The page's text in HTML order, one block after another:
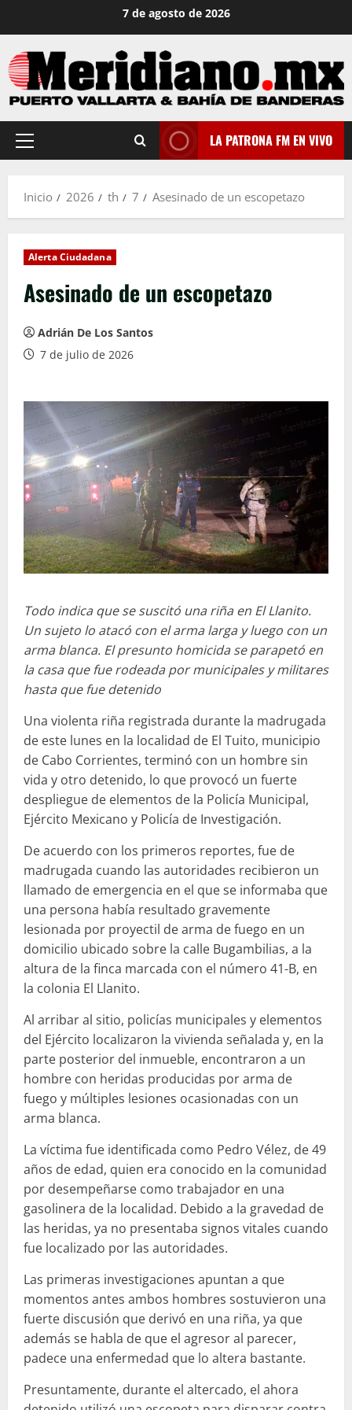
contenido
7 de agosto de 2026
Menú
LA PATRONA FM EN VIVO
Inicio 2026 th 7 Asesinado de un escopetazo
Alerta Ciudadana
Asesinado de un escopetazo
Adrián De Los Santos
7 de julio de 2026
Todo indica que se suscitó una riña en El Llanito.
Un sujeto lo atacó con el arma larga y luego con un
arma blanca. El presunto homicida se parapetó en
la casa que fue rodeada por municipales y militares
hasta que fue detenido
Una violenta riña registrada durante la madrugada
de este lunes en la localidad de El Tuito, municipio
de Cabo Corrientes, terminó con un hombre sin
vida y otro detenido, lo que provocó un fuerte
despliegue de elementos de la Policía Municipal,
Ejército Mexicano y Policía de Investigación.
De acuerdo con los primeros reportes, fue de
madrugada cuando las autoridades recibieron un
llamado de emergencia en el que se informaba que
una persona había resultado gravemente
lesionada por proyectil de arma de fuego en un
domicilio ubicado sobre la calle Bugambilias, a la
altura de la finca marcada con el número 41-B, en
la colonia El Llanito.
Al arribar al sitio, policías municipales y elementos
del Ejército localizaron la vivienda señalada y, en la
parte posterior del inmueble, encontraron a un
hombre con heridas producidas por arma de
fuego y múltiples lesiones ocasionadas con un
arma blanca.
La víctima fue identificada como Pedro Vélez, de 49
años de edad, quien era conocido en la comunidad
por desempeñarse como trabajador en una
gasolinera de la localidad. Debido a la gravedad de
las heridas, ya no presentaba signos vitales cuando
fue localizado por las autoridades.
Las primeras investigaciones apuntan a que
momentos antes ambos hombres sostuvieron una
fuerte discusión que derivó en una riña, ya que
además se habla de que el agresor al parecer,
padece una enfermedad que lo altera bastante.
Presuntamente, durante el altercado, el ahora